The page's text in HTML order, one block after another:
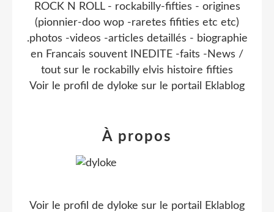
ROCK N ROLL - rockabilly-fifties - origines
(pionnier-doo wop -raretes fifities etc etc)
.photos -videos -articles detaillés - biographie
en Francais souvent INEDITE -faits -News /
tout sur le rockabilly elvis histoire fifties
Voir le profil de dyloke sur le portail Eklablog
À propos
Voir le profil de dyloke sur le portail Eklablog